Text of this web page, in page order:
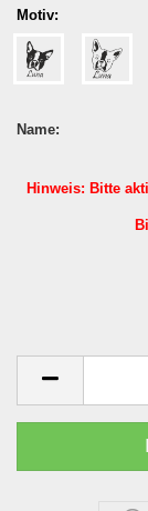
Motiv:
Name:
Hinweis: Bitte